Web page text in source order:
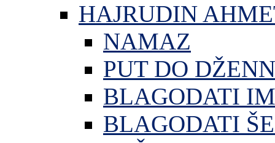
HAJRUDIN
NAMAZ
PUT DO
BLAGODATI
BLAGODATI